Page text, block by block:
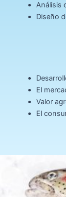
Análisis
Diseño
El
Valor
El